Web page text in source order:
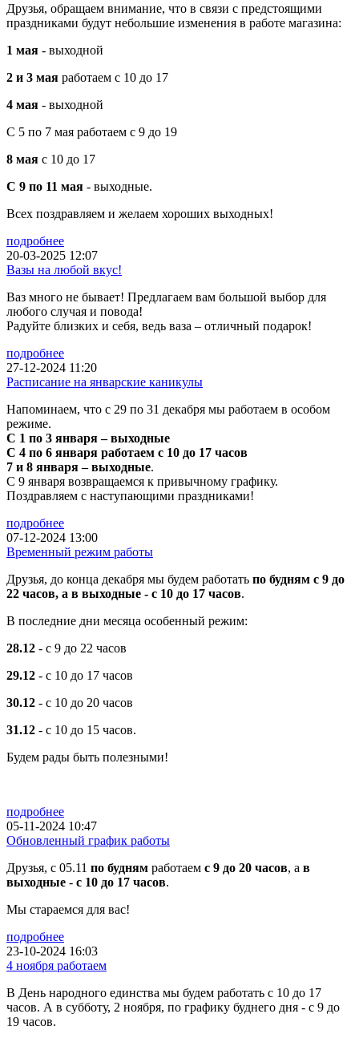
Друзья, обращаем внимание, что в связи с предстоящими
праздниками будут небольшие изменения в работе магазина:
1 мая - выходной
2 и 3 мая работаем с 10 до 17
4 мая - выходной
С 5 по 7 мая работаем с 9 до 19
8 мая с 10 до 17
С 9 по 11 мая - выходные.
Всех поздравляем и желаем хороших выходных!
подробнее
20-03-2025 12:07
Вазы на любой вкус!
Ваз много не бывает! Предлагаем вам большой выбор для
любого случая и повода!
Радуйте близких и себя, ведь ваза – отличный подарок!
подробнее
27-12-2024 11:20
Расписание на январские каникулы
Напоминаем, что с 29 по 31 декабря мы работаем в особом
режиме.
С 1 по 3 января – выходные
С 4 по 6 января работаем с 10 до 17 часов
7 и 8 января – выходные.
С 9 января возвращаемся к привычному графику.
Поздравляем с наступающими праздниками!
подробнее
07-12-2024 13:00
Временный режим работы
Друзья, до конца декабря мы будем работать по будням с 9 до
22 часов, а в выходные - с 10 до 17 часов.
В последние дни месяца особенный режим:
28.12 - с 9 до 22 часов
29.12 - с 10 до 17 часов
30.12 - с 10 до 20 часов
31.12 - с 10 до 15 часов.
Будем рады быть полезными!
подробнее
05-11-2024 10:47
Обновленный график работы
Друзья, с 05.11 по будням работаем с 9 до 20 часов, а в
выходные - с 10 до 17 часов.
Мы стараемся для вас!
подробнее
23-10-2024 16:03
4 ноября работаем
В День народного единства мы будем работать с 10 до 17
часов. А в субботу, 2 ноября, по графику буднего дня - с 9 до
19 часов.